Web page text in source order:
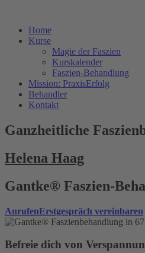
Home
Kurse
Magie der Faszien
Kurskalender
Faszien-Behandlung
Mission: PraxisErfolg
Behandler
Kontakt
Ganzheitliche
Helena Haag
Gantke® Faszien-
AnrufenErstgespräch vereinbaren
Befreie dich von